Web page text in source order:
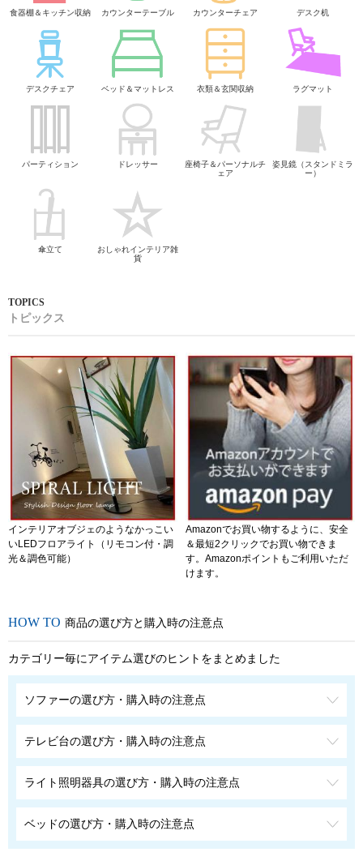
食器棚＆キッチン収納 カウンターテーブル カウンターチェア デスク机
デスクチェア ベッド＆マットレス 衣類＆玄関収納 ラグマット
パーティション ドレッサー
座椅子＆パーソナルチ
ェア
姿見鏡（スタンドミラ
ー）
傘立て
おしゃれインテリア雑
貨
トピックス
インテリアオブジェのようなかっこい
いLEDフロアライト（リモコン付・調
光＆調色可能）
Amazonでお買い物するように、安全
＆最短2クリックでお買い物できま
す。Amazonポイントもご利用いただ
けます。
商品の選び方と購入時の注意点
カテゴリー毎にアイテム選びのヒントをまとめました
ソファーの選び方・購入時の注意点
テレビ台の選び方・購入時の注意点
ライト照明器具の選び方・購入時の注意点
ベッドの選び方・購入時の注意点